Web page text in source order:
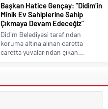
Başkan Hatice Gençay: “Didim’in
Minik Ev Sahiplerine Sahip
Çıkmaya Devam Edeceğiz”
Didim Belediyesi tarafından
koruma altına alınan caretta
caretta yuvalarından çıkan...